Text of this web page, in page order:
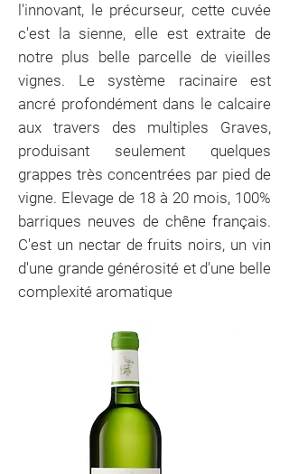
l'innovant, le précurseur, cette cuvée
c'est la sienne, elle est extraite de
notre plus belle parcelle de vieilles
vignes. Le système racinaire est
ancré profondément dans le calcaire
aux travers des multiples Graves,
produisant seulement quelques
grappes très concentrées par pied de
vigne. Elevage de 18 à 20 mois, 100%
barriques neuves de chêne français.
C'est un nectar de fruits noirs, un vin
d'une grande générosité et d'une belle
complexité aromatique